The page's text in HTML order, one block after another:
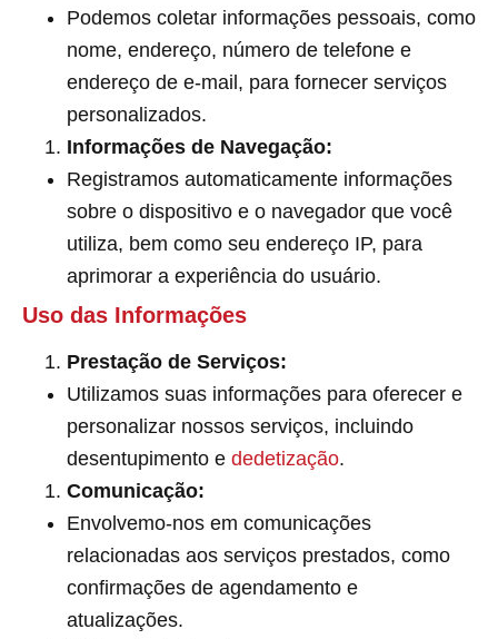
Podemos coletar informações pessoais, como
nome, endereço, número de telefone e
endereço de e-mail, para fornecer serviços
personalizados.
Informações de Navegação:
Registramos automaticamente informações
sobre o dispositivo e o navegador que você
utiliza, bem como seu endereço IP, para
aprimorar a experiência do usuário.
Uso das Informações
Prestação de Serviços:
Utilizamos suas informações para oferecer e
personalizar nossos serviços, incluindo
desentupimento e dedetização.
Comunicação:
Envolvemo-nos em comunicações
relacionadas aos serviços prestados, como
confirmações de agendamento e
atualizações.